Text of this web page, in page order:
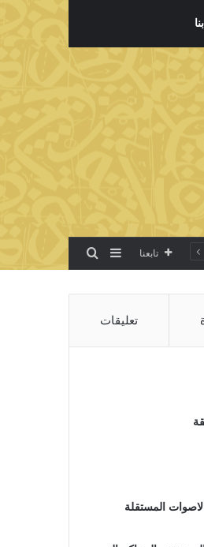
تابعنا إضافة عمود جانبي
بحث عن
تعليقات
المستقلة